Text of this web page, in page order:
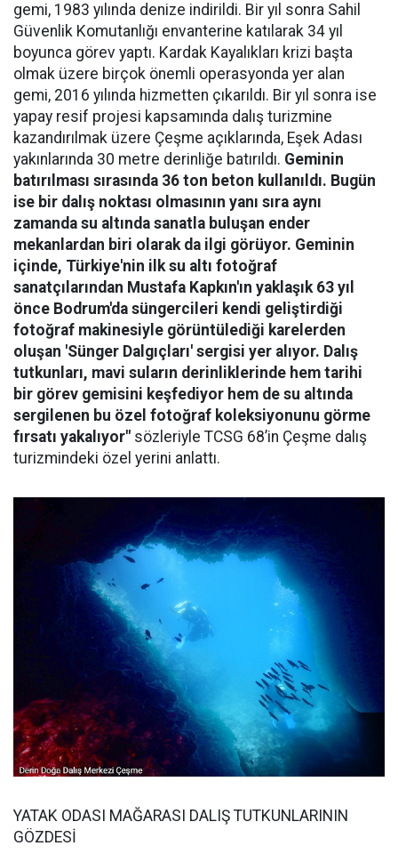
gemi, 1983 yılında denize indirildi. Bir yıl sonra Sahil
Güvenlik Komutanlığı envanterine katılarak 34 yıl
boyunca görev yaptı. Kardak Kayalıkları krizi başta
olmak üzere birçok önemli operasyonda yer alan
gemi, 2016 yılında hizmetten çıkarıldı. Bir yıl sonra ise
yapay resif projesi kapsamında dalış turizmine
kazandırılmak üzere Çeşme açıklarında, Eşek Adası
yakınlarında 30 metre derinliğe batırıldı. Geminin
batırılması sırasında 36 ton beton kullanıldı. Bugün
ise bir dalış noktası olmasının yanı sıra aynı
zamanda su altında sanatla buluşan ender
mekanlardan biri olarak da ilgi görüyor. Geminin
içinde, Türkiye'nin ilk su altı fotoğraf
sanatçılarından Mustafa Kapkın'ın yaklaşık 63 yıl
önce Bodrum'da süngercileri kendi geliştirdiği
fotoğraf makinesiyle görüntülediği karelerden
oluşan 'Sünger Dalgıçları' sergisi yer alıyor. Dalış
tutkunları, mavi suların derinliklerinde hem tarihi
bir görev gemisini keşfediyor hem de su altında
sergilenen bu özel fotoğraf koleksiyonunu görme
fırsatı yakalıyor" sözleriyle TCSG 68’in Çeşme dalış
turizmindeki özel yerini anlattı.
YATAK ODASI MAĞARASI DALIŞ TUTKUNLARININ
GÖZDESİ